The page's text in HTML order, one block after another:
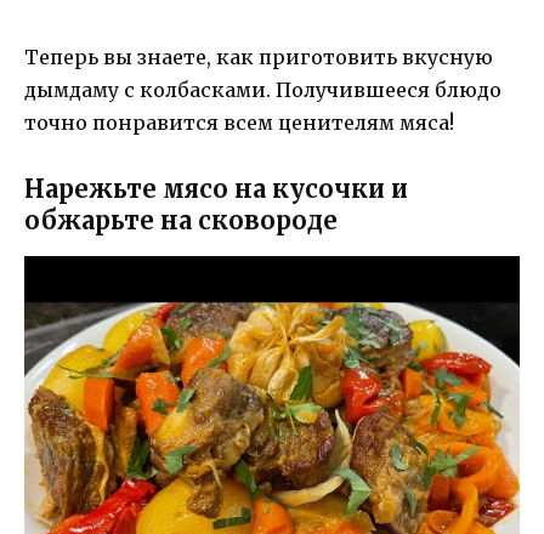
Теперь вы знаете, как приготовить вкусную
дымдаму с колбасками. Получившееся блюдо
точно понравится всем ценителям мяса!
Нарежьте мясо на кусочки и
обжарьте на сковороде